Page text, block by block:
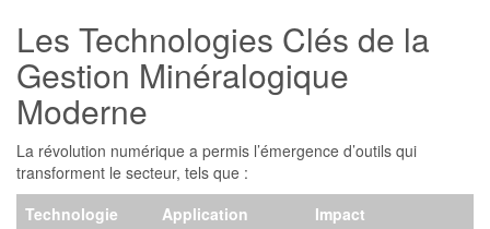
Les Technologies Clés de la
Gestion Minéralogique
Moderne
La révolution numérique a permis l’émergence d’outils qui
transforment le secteur, tels que :
Technologie
Application Impact